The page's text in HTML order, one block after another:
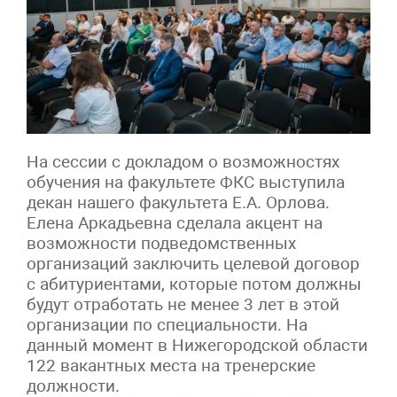
На сессии с докладом о возможностях
обучения на факультете ФКС выступила
декан нашего факультета Е.А. Орлова.
Елена Аркадьевна сделала акцент на
возможности подведомственных
организаций заключить целевой договор
с абитуриентами, которые потом должны
будут отработать не менее 3 лет в этой
организации по специальности. На
данный момент в Нижегородской области
122 вакантных места на тренерские
должности.